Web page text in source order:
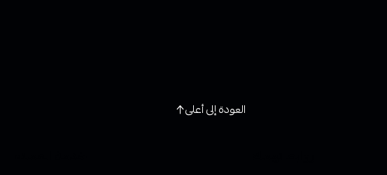
العودة إلى أعلى